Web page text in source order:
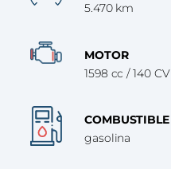
5.470 km
MOTOR
1598 cc / 140 CV
COMBUSTIBLE
gasolina